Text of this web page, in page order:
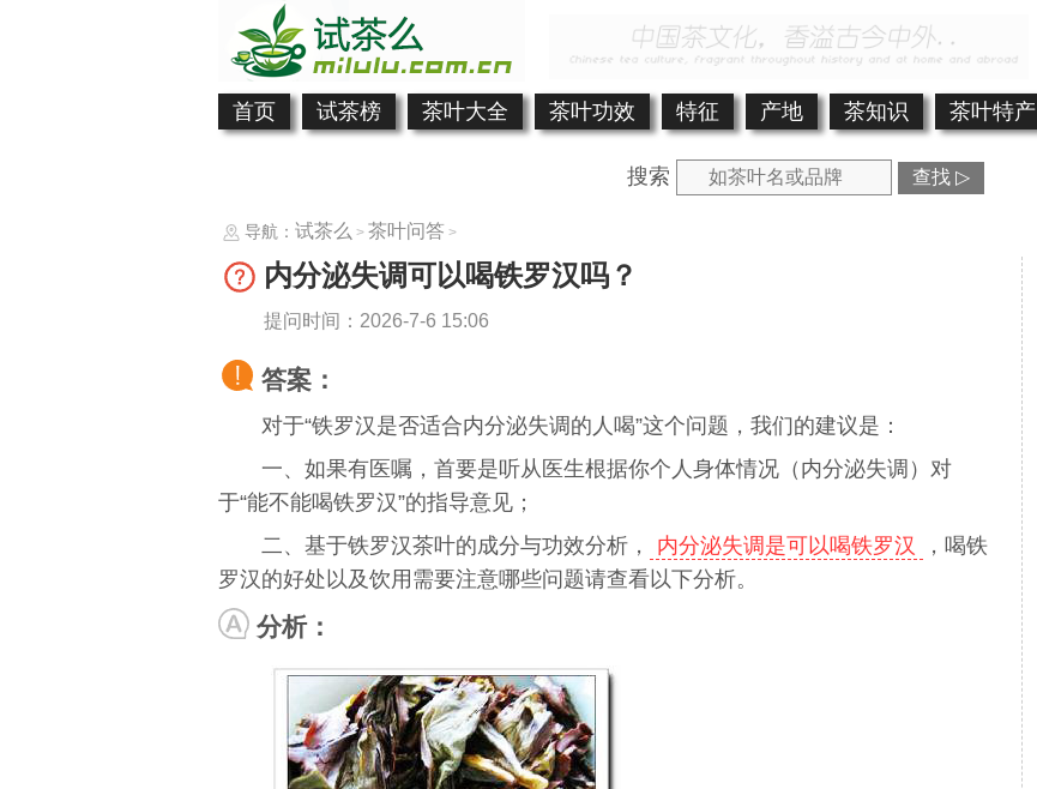
首页 试茶榜 茶叶大全 茶叶功效 特征 产地 茶知识 茶叶特产
搜索 查找 ▷
导航： 试茶么 > 茶叶问答 >
内分泌失调可以喝铁罗汉吗？
提问时间：2026-7-6 15:06
答案：
对于“铁罗汉是否适合内分泌失调的人喝”这个问题，我们的建议是：
一、如果有医嘱，首要是听从医生根据你个人身体情况（内分泌失调）对
于“能不能喝铁罗汉”的指导意见；
二、基于铁罗汉茶叶的成分与功效分析，
内分泌失调是可以喝铁罗汉
，喝铁
罗汉的好处以及饮用需要注意哪些问题请查看以下分析。
分析：